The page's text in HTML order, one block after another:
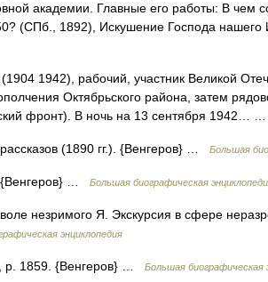
академии. Главные его работы: В чем
(СПб., 1892), Искушение Господа
1942), рабочий, участник Великой
Октябрьского района, затем
фронт). В ночь на 13 сентября 1942…
(1890 гг.). {Венгеров} … Большая
{Венгеров} … Большая биографическая
незримого Я. Экскурсия в сфере
энциклопедия
р. 1859. {Венгеров} … Большая биографическая